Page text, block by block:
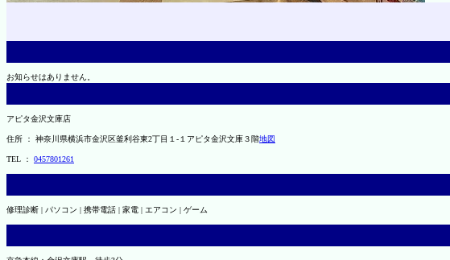
お知らせはありません。
アピタ金沢文庫店
住所 ： 神奈川県横浜市金沢区釜利谷東2丁目１-１アピタ金沢文庫３階地図
TEL ： 0457801261
修理診断 | パソコン | 携帯電話 | 家電 | エアコン | ゲーム